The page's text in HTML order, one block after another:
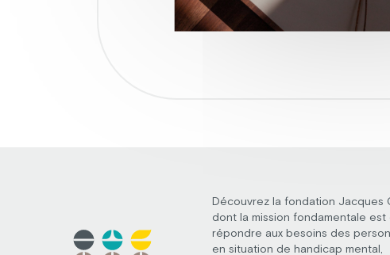
Découvrez la fondation Jacques
dont la mission fondamentale est
répondre aux besoins des
en situation de handicap mental,